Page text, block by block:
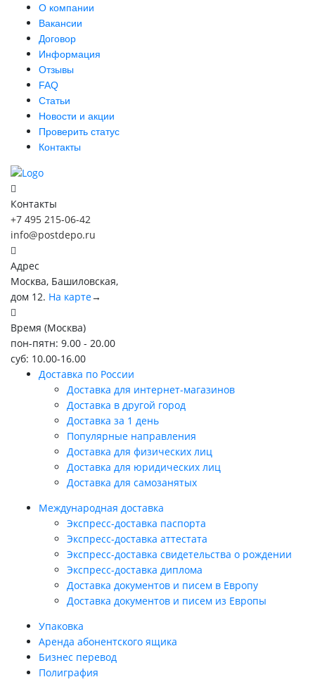
О компании
Вакансии
Договор
Информация
Отзывы
FAQ
Статьи
Новости и акции
Проверить статус
Контакты
Контакты
+7 495 215-06-42
info@postdepo.ru
Адрес
Москва, Башиловская,
дом 12. На карте→
Время (Москва)
пон-пятн: 9.00 - 20.00
суб: 10.00-16.00
Доставка по России
Доставка для интернет-магазинов
Доставка в другой город
Доставка за 1 день
Популярные направления
Доставка для физических лиц
Доставка для юридических лиц
Доставка для самозанятых
Международная доставка
Экспресс-доставка паспорта
Экспресс-доставка аттестата
Экспресс-доставка свидетельства о рождении
Экспресс-доставка диплома
Доставка документов и писем в Европу
Доставка документов и писем из Европы
Упаковка
Аренда абонентского ящика
Бизнес перевод
Полиграфия